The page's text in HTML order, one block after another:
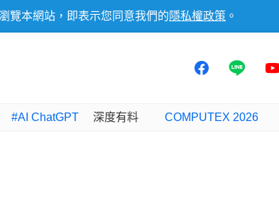
覽本網站，即表示您同意我們的 隱私權政策 。
#AI ChatGPT 深度有料 COMPUTEX 2026